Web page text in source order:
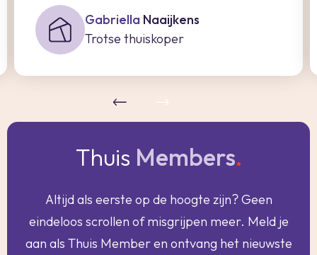
Gabriella Naaijkens
Trotse thuiskoper
Thuis Members.
Altijd als eerste op de hoogte zijn? Geen
eindeloos scrollen of misgrijpen meer. Meld je
aan als Thuis Member en ontvang het nieuwste